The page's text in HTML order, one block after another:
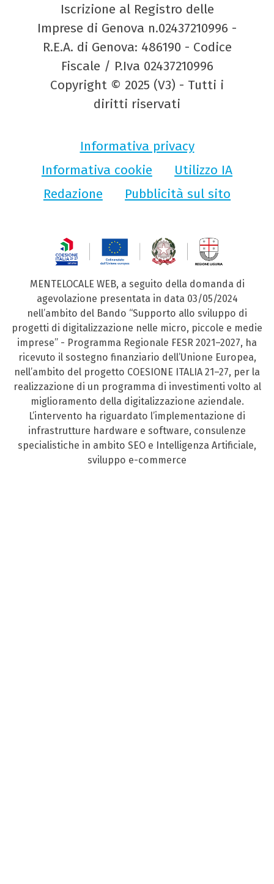
Iscrizione al Registro delle
Imprese di Genova n.02437210996 -
R.E.A. di Genova: 486190 - Codice
Fiscale / P.Iva 02437210996
Copyright © 2025 (V3) - Tutti i
diritti riservati
Informativa privacy
Informativa cookie
Utilizzo IA
Redazione
Pubblicità sul sito
MENTELOCALE WEB, a seguito della domanda di
agevolazione presentata in data 03/05/2024
nell’ambito del Bando “Supporto allo sviluppo di
progetti di digitalizzazione nelle micro, piccole e medie
imprese” - Programma Regionale FESR 2021–2027, ha
ricevuto il sostegno finanziario dell’Unione Europea,
nell’ambito del progetto COESIONE ITALIA 21–27, per la
realizzazione di un programma di investimenti volto al
miglioramento della digitalizzazione aziendale.
L’intervento ha riguardato l’implementazione di
infrastrutture hardware e software, consulenze
specialistiche in ambito SEO e Intelligenza Artificiale,
sviluppo e-commerce